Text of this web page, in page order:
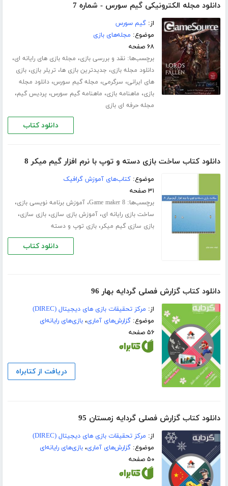
دانلود مجله الکترونیکی گیم سورس - شماره 7
از:گیم سورس
موضوع: مجله‌های بازی
۶۸ صفحه
برچسب‌ها:نقد و بررسی بازی، مجله بازی های رایانه ای،
دانلود مجله بازی، جدیدترین بازی ها، تریلر بازی،بازی
های ایرانی، سرگرمی، مجله گیم سورس،دانلود مجله
بازی، ماهنامه بازی، ماهنامه گیم سورس، پردیس گیم،
مجله حرفه ای بازی
دانلود کتاب
دانلود کتاب ساخت بازی دسته و توپ با نرم افزار گیم میکر 8
موضوع:کتاب‌های آموزش گرافیک
۳۱ صفحه
برچسب‌ها:Game maker 8،آموزش برنامه نویسی بازی،
ساخت بازی رایانه ای،آموزش بازی سازی،بازی سازی،
بازی سازی گیم میکر،بازی توپ و دسته
دانلود کتاب
دانلود کتاب گزارش فصلی گردایه بهار 96
از: مرکز تحقیقات بازی های دیجیتال (DIREC)
موضوع:گزارش‌های آماری،بازی‌های رایانه‌ای
۵۶ صفحه
دریافت از کتابراه
دانلود کتاب گزارش فصلی گردایه زمستان 95
از: مرکز تحقیقات بازی های دیجیتال (DIREC)
موضوع:گزارش‌های آماری،بازی‌های رایانه‌ای
۵۰ صفحه